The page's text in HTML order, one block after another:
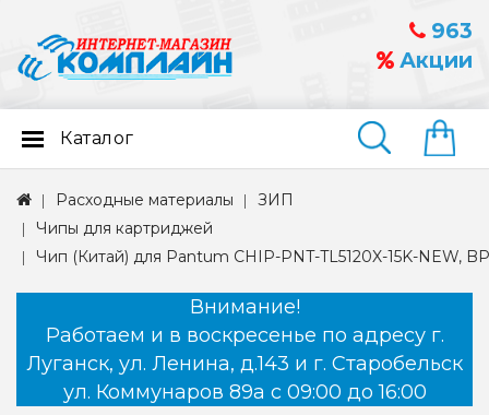
963
Акции
Найти
Каталог
Расходные материалы
ЗИП
Чипы для картриджей
Чип (Китай) для Pantum CHIP-PNT-TL5120X-15K-NEW,
Внимание!
Работаем и в воскресенье по адресу г.
Луганск, ул. Ленина, д.143 и г. Старобельск
ул. Коммунаров 89а с 09:00 до 16:00